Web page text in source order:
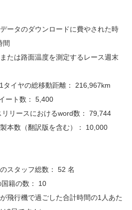
ータのダウンロードに費やされた時
間
たは路面温度を測定するレース週末
タイヤの総移動距離： 216,967km
ート数： 5,400
リリースにおけるword数： 79,744
本数（翻訳版を含む）： 10,000
スタッフ総数： 52 名
国籍の数： 10
飛行機で過ごした合計時間の1人あた